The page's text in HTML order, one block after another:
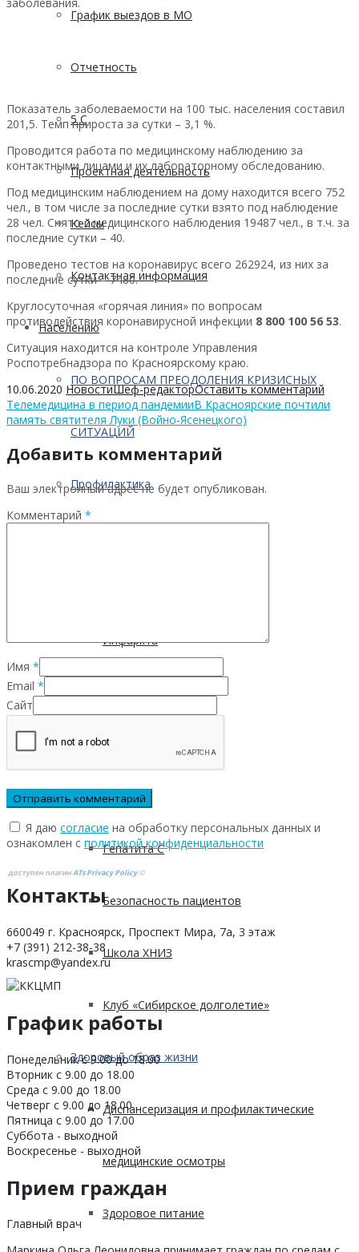
График выездов в МО
Отчетность
5 С
Проектная деятельность
Кейсы
Контактная информация
Населению
ПО ВОПРОСАМ ПРЕОДОЛЕНИЯ КРИЗИСНЫХ
СИТУАЦИЙ
Профилактика
Инфаркта
Сахарного диабета
Рака
ХОБЛ
Гепатита С
Безопасность пациентов
Школа ХНИЗ
Клуб «Сибирское долголетие»
Здоровый образ жизни
Диспансеризация и профилактические
медицинские осмотры
Здоровое питание
Показатель заболеваемости на 100 тыс. населения составил
201,5. Темп прироста за сутки – 3,1 %.
Проводится работа по медицинскому наблюдению за
контактными лицами и их лабораторному обследованию.
Под медицинским наблюдением на дому находится всего 752
чел., в том числе за последние сутки взято под наблюдение
28 чел. Снято с медицинского наблюдения 19487 чел., в т.ч. за
последние сутки – 40.
Проведено тестов на коронавирус всего 262924, из них за
последние сутки – 7480.
Круглосуточная «горячая линия» по вопросам
противодействия коронавирусной инфекции 8 800 100 56 53.
Ситуация находится на контроле Управления
Роспотребнадзора по Красноярскому краю.
10.06.2020 НовостиШеф-редакторОставить комментарий
Телемедицина в период пандемииВ Красноярские почтили
память святителя Луки (Войно-Ясенецкого)
Добавить комментарий
Ваш электронный адрес не будет опубликован.
Комментарий *
Имя *
Email *
Сайт
Я даю согласие на обработку персональных данных и
ознакомлен с политикой конфиденциальности
доступен плагинATs Privacy Policy©
Контакты
660049 г. Красноярск, Проспект Мира, 7а, 3 этаж
+7 (391) 212-38-38
krascmp@yandex.ru
График работы
Понедельник с 9.00 до 18.00
Вторник с 9.00 до 18.00
Среда с 9.00 до 18.00
Четверг с 9.00 до 18.00
Пятница с 9.00 до 17.00
Суббота - выходной
Воскресенье - выходной
Прием граждан
Главный врач